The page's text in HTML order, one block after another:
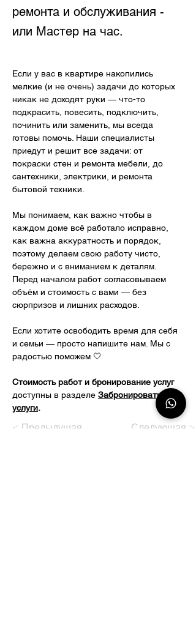
ремонта и обслуживания -
или Мастер на час.
Если у вас в квартире накопились
мелкие (и не очень) задачи до которых
никак не доходят руки — что-то
подкрасить, повесить, подключить,
починить или заменить, мы всегда
готовы помочь. Наши специалисты
приедут и решит все задачи: от
покраски стен и ремонта мебели, до
сантехники, электрики, и ремонта
бытовой техники.
Мы понимаем, как важно чтобы в
каждом доме всё работало исправно,
как важна аккуратность и порядок,
поэтому делаем свою работу чисто,
бережно и с вниманием к деталям.
Перед началом работ согласовываем
объём и стоимость с вами — без
сюрпризов и лишних расходов.
Если хотите освободить время для себя
и семьи — просто напишите нам. Мы с
радостью поможем 🤍
Стоимость работ и бронирование услуг
доступны в разделе Забронировать
услуги.
< Предыдущая Следующая >